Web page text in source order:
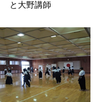
と大野講師